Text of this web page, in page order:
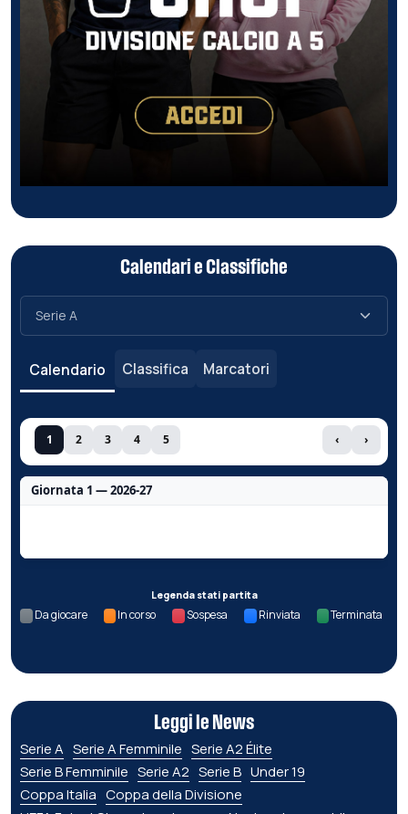
Calendari e Classifiche
Calendario Classifica Marcatori
1 2 3 4 5 ‹ ›
Giornata 1 — 2026-27
Legenda stati partita
Da giocare In corso Sospesa Rinviata Terminata
Leggi le News
Serie A Serie A Femminile Serie A2 Élite
Serie B Femminile Serie A2 Serie B Under 19
Coppa Italia Coppa della Divisione